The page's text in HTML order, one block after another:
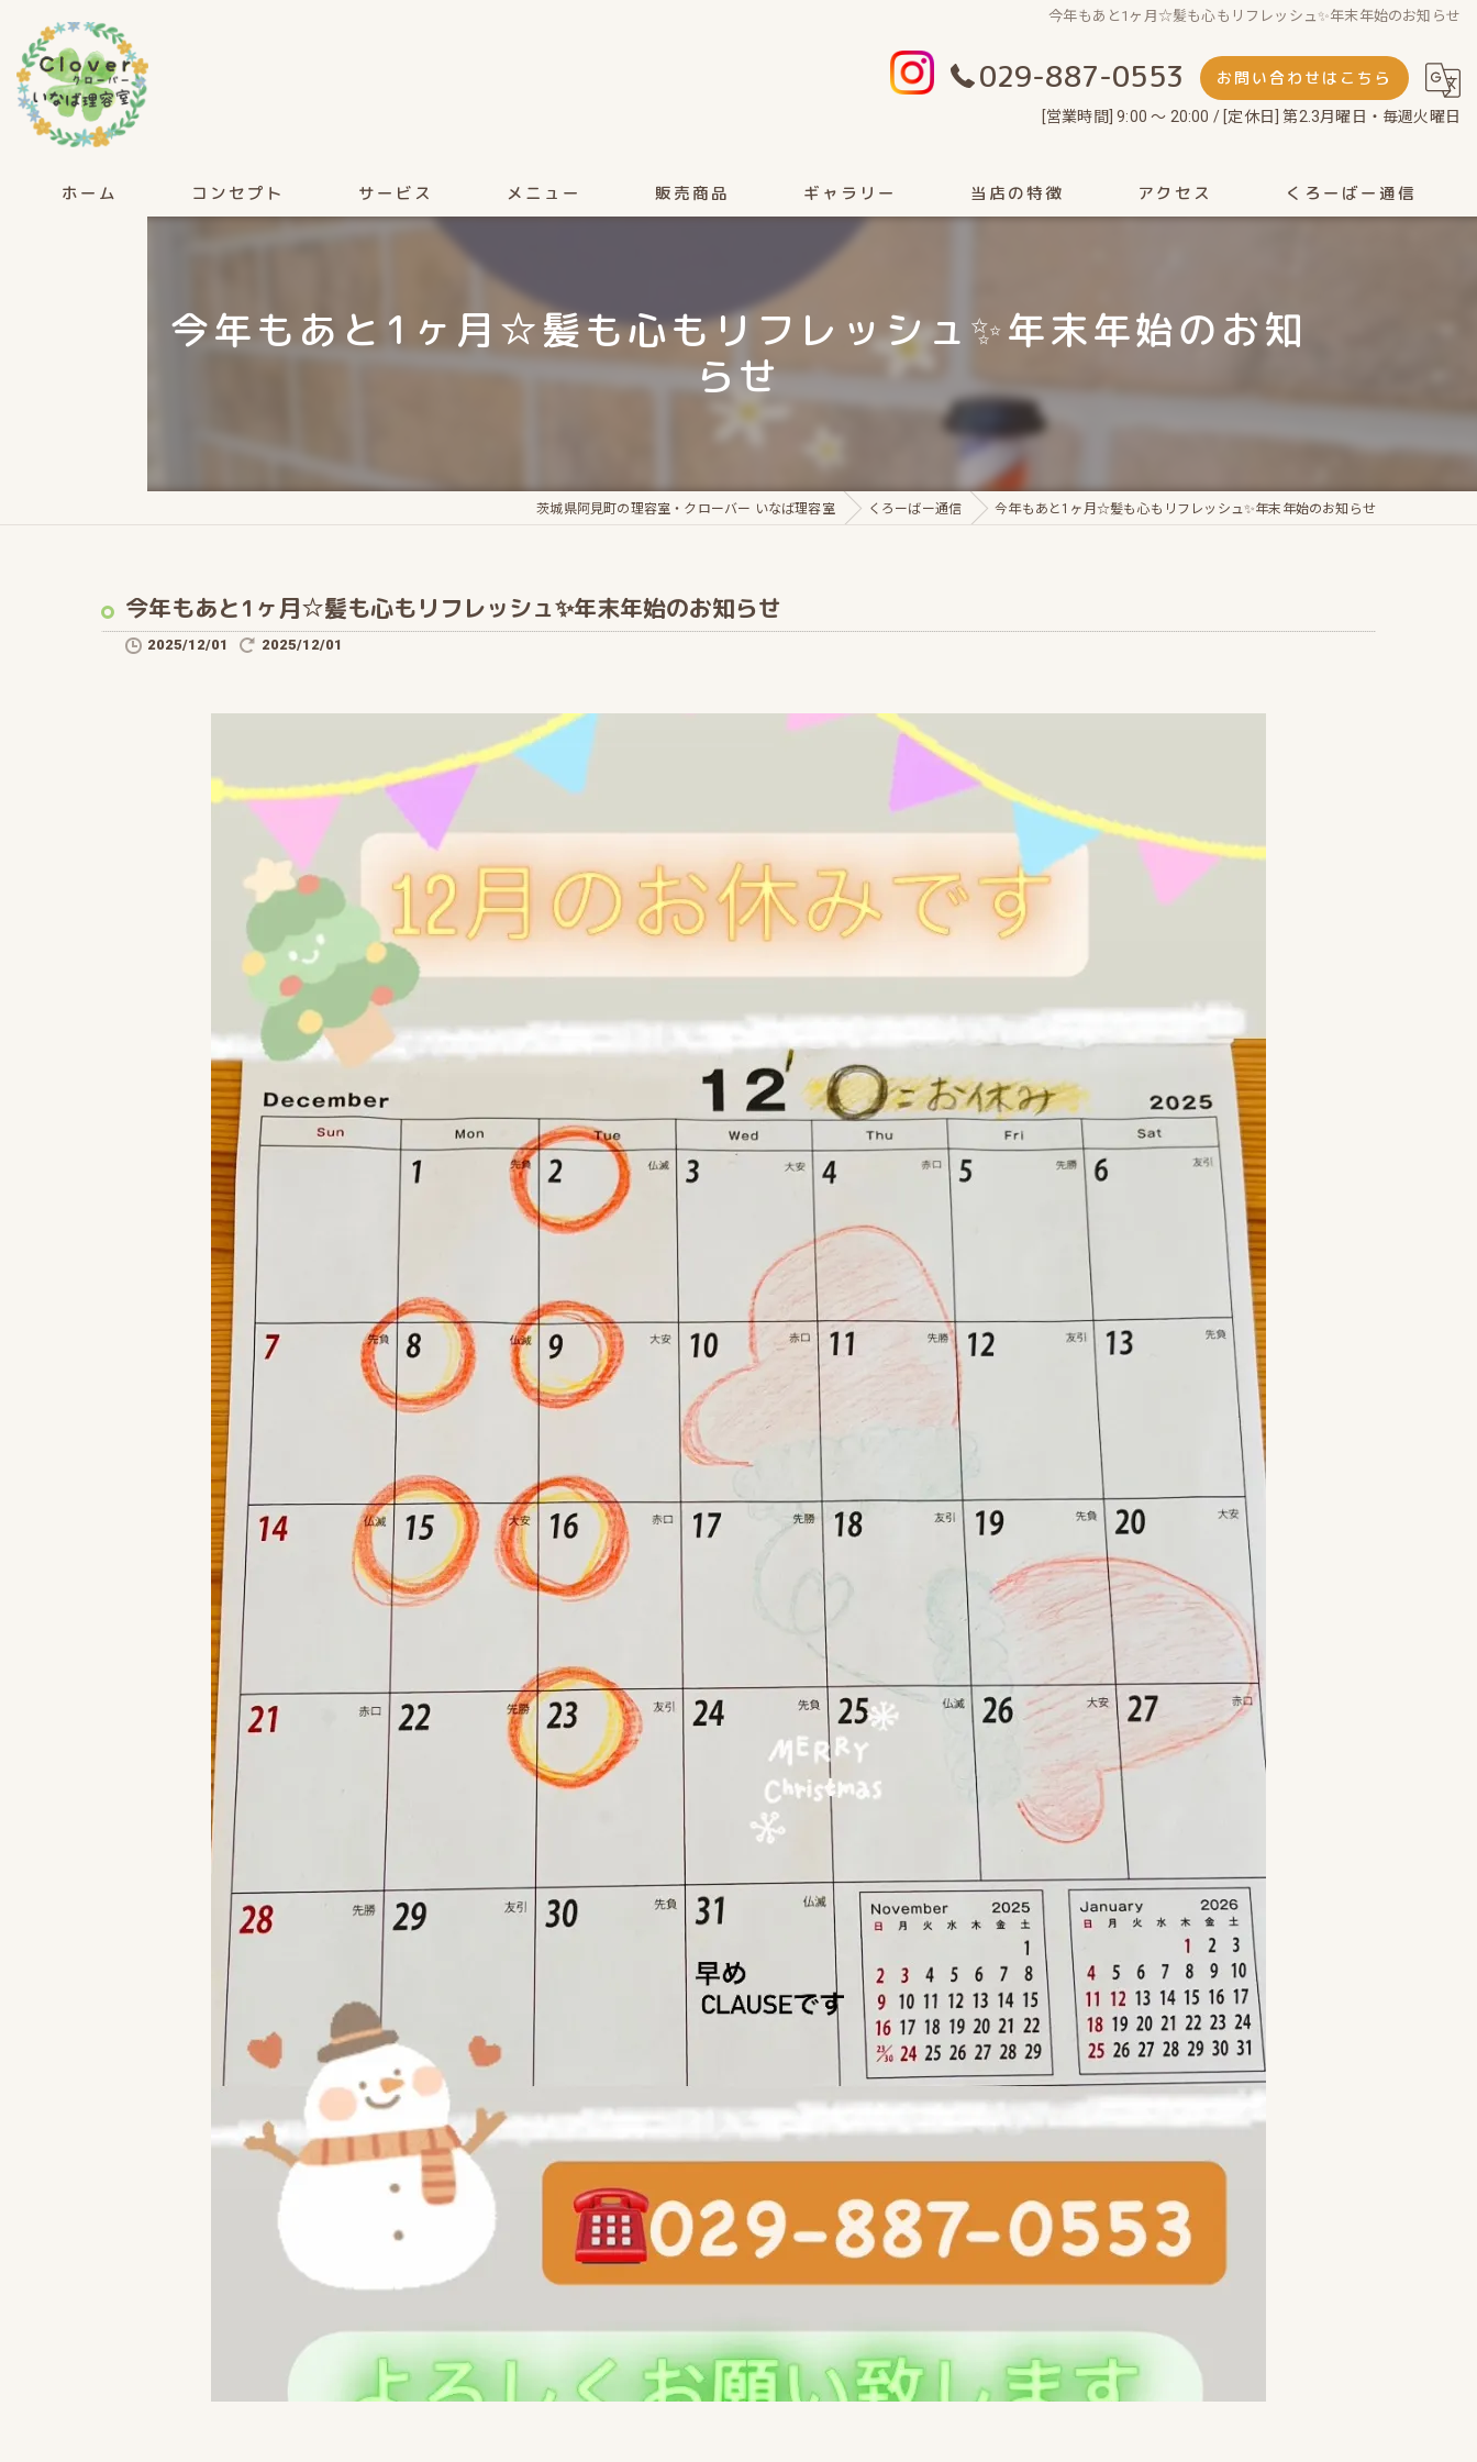
今年もあと1ヶ月☆髪も心もリフレッシュ✨年末年始のお知らせ
029-887-0553 お問い合わせはこちら
[営業時間] 9:00 ～ 20:00 / [定休日] 第2.3月曜日・毎週火曜日
ホーム コンセプト サービス メニュー 販売商品 ギャラリー 当店の特徴
カット
フェイシャル
ヘッドスパ
アクセス くろーばー通信
今年もあと1ヶ月☆髪も心もリフレッシュ✨年末年始のお知
らせ
茨城県阿見町の理容室・クローバー いなば理容室 くろーばー通信 今年もあと1ヶ月☆髪も心もリフレッシュ✨年末年始のお知らせ
今年もあと1ヶ月☆髪も心もリフレッシュ✨年末年始のお知らせ
2025/12/01 2025/12/01